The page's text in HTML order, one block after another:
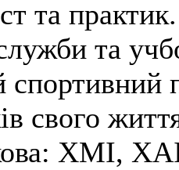
та
та
свого
ХМІ,